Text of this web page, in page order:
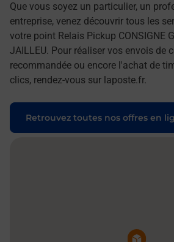
Que vous soyez un particulier, un
entreprise, venez découvrir tous les
votre point Relais Pickup CONSIGNE
JAILLEU. Pour réaliser vos envois de
recommandée ou encore l'achat de
clics, rendez-vous sur laposte.fr.
Retrouvez toutes nos offres en
Pin de la carte